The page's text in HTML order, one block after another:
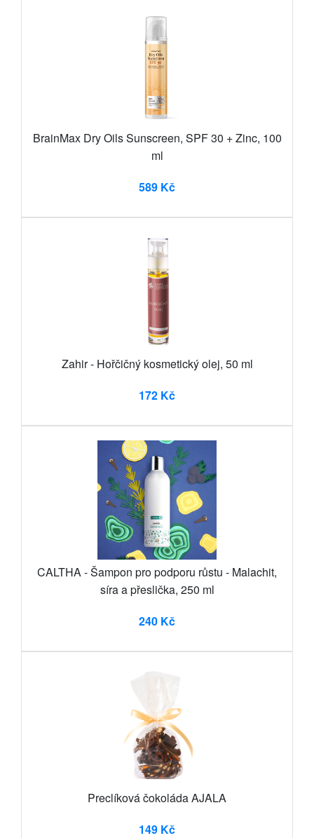
BrainMax Dry Oils Sunscreen, SPF 30 + Zinc, 100
ml
589 Kč
Zahir - Hořčičný kosmetický olej, 50 ml
172 Kč
CALTHA - Šampon pro podporu růstu - Malachit,
síra a přeslička, 250 ml
240 Kč
Preclíková čokoláda AJALA
149 Kč